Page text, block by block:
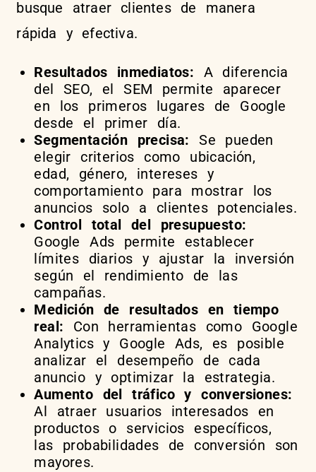
busque atraer clientes de manera
rápida y efectiva.
Resultados inmediatos: A diferencia
del SEO, el SEM permite aparecer
en los primeros lugares de Google
desde el primer día.
Segmentación precisa: Se pueden
elegir criterios como ubicación,
edad, género, intereses y
comportamiento para mostrar los
anuncios solo a clientes potenciales.
Control total del presupuesto:
Google Ads permite establecer
límites diarios y ajustar la inversión
según el rendimiento de las
campañas.
Medición de resultados en tiempo
real: Con herramientas como Google
Analytics y Google Ads, es posible
analizar el desempeño de cada
anuncio y optimizar la estrategia.
Aumento del tráfico y conversiones:
Al atraer usuarios interesados en
productos o servicios específicos,
las probabilidades de conversión son
mayores.